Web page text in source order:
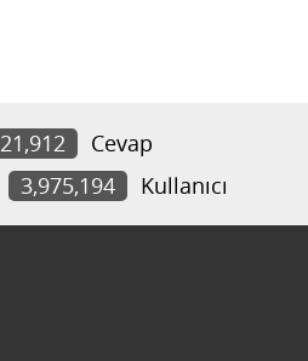
21,912
Cevap
3,975,194 Kullanıcı